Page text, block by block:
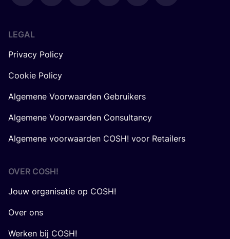
LEGAL
Privacy Policy
Cookie Policy
Algemene Voorwaarden Gebruikers
Algemene Voorwaarden Consultancy
Algemene voorwaarden COSH! voor Retailers
OVER COSH!
Jouw organisatie op COSH!
Over ons
Werken bij COSH!